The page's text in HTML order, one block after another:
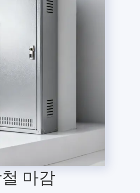
마감
, 기능적 요구 사항: